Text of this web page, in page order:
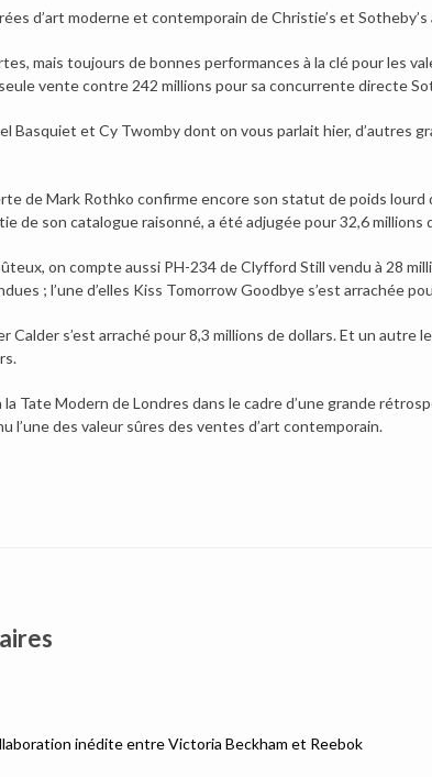
d’art moderne et contemporain de Christie’s et Sotheby’s
mais toujours de bonnes performances à la clé pour les
vente contre 242 millions pour sa concurrente directe
Basquiet et Cy Twomby dont on vous parlait hier, d’autres
de Mark Rothko confirme encore son statut de poids lourd
de son catalogue raisonné, a été adjugée pour 32,6 millions
on compte aussi PH-234 de Clyfford Still vendu à 28
; l’une d’elles Kiss Tomorrow Goodbye s’est arrachée
Calder s’est arraché pour 8,3 millions de dollars. Et un autre
la Tate Modern de Londres dans le cadre d’une grande
l’une des valeur sûres des ventes d’art contemporain.
inédite entre Victoria Beckham et Reebok